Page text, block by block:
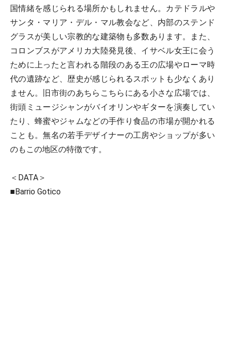
国情緒を感じられる場所かもしれません。カテドラルや
サンタ・マリア・デル・マル教会など、内部のステンド
グラスが美しい宗教的な建築物も多数あります。また、
コロンブスがアメリカ大陸発見後、イサベル女王に会う
ために上ったと言われる階段のある王の広場やローマ時
代の遺跡など、歴史が感じられるスポットも少なくあり
ません。旧市街のあちらこちらにある小さな広場では、
街頭ミュージシャンがバイオリンやギターを演奏してい
たり、蜂蜜やジャムなどの手作り食品の市場が開かれる
ことも。無名の若手デザイナーの工房やショップが多い
のもこの地区の特徴です。
＜DATA＞
■Barrio Gotico